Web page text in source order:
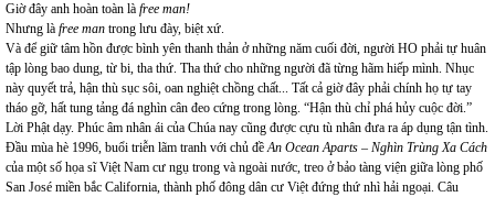
Giờ đây anh hoàn toàn là free man!
Nhưng là free man trong lưu đày, biệt xứ.
Và để giữ tâm hồn được bình yên thanh thản ở những năm cuối đời, người HO phải tự huân
tập lòng bao dung, từ bi, tha thứ. Tha thứ cho những người đã từng hãm hiếp mình. Nhục
này quyết trả, hận thù sục sôi, oan nghiệt chồng chất... Tất cả giờ đây phải chính họ tự tay
tháo gỡ, hất tung tảng đá nghìn cân đeo cứng trong lòng. “Hận thù chỉ phá hủy cuộc đời.”
Lời Phật dạy. Phúc âm nhân ái của Chúa nay cũng được cựu tù nhân đưa ra áp dụng tận tình.
Đầu mùa hè 1996, buổi triễn lãm tranh với chủ đềAn Ocean Aparts – Nghìn Trùng Xa Cách
của một số họa sĩ Việt Nam cư ngụ trong và ngoài nước, treo ở bảo tàng viện giữa lòng phố
San José miền bắc California, thành phố đông dân cư Việt đứng thứ nhì hải ngoại. Câu